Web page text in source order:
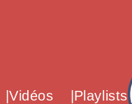
Vidéos Playlists